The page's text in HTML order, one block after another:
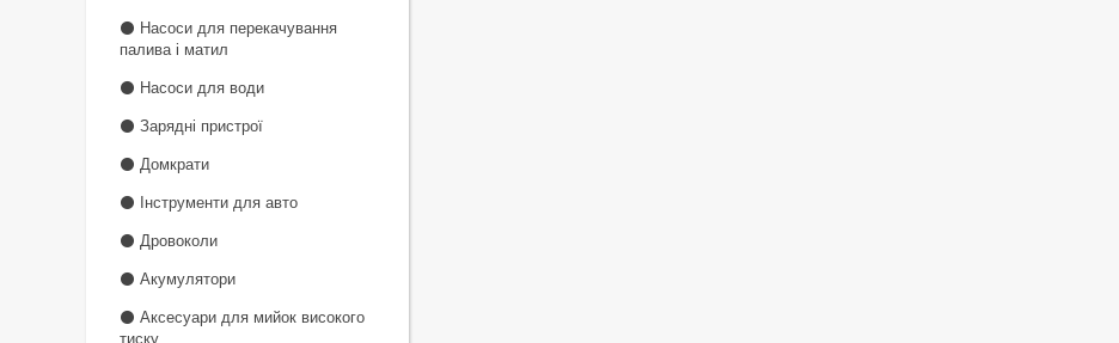
⚫ Насоси для перекачування
палива і матил
⚫ Насоси для води
⚫ Зарядні пристрої
⚫ Домкрати
⚫ Інструменти для авто
⚫ Дровоколи
⚫ Акумулятори
⚫ Аксесуари для мийок високого
тиску